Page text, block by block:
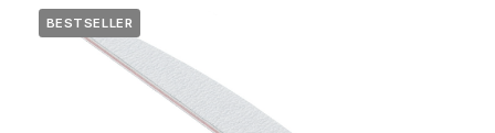
BESTSELLER